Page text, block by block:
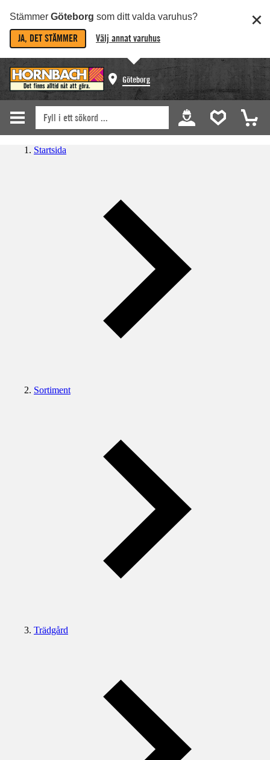
Stämmer Göteborg som ditt valda varuhus?
JA, DET STÄMMER Välj annat varuhus
Göteborg
Startsida
Sortiment
Trädgård